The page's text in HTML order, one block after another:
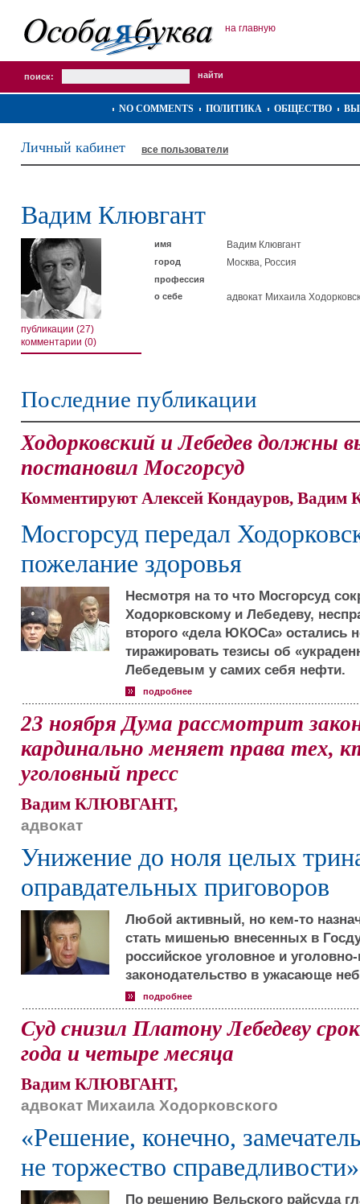
на главную
поиск:
NO COMMENTS ПОЛИТИКА ОБЩЕСТВО
Личный кабинет все пользователи
Вадим Клювгант
публикации (27)
комментарии (0)
имя Вадим Клювгант
город Москва, Россия
профессия
о себе
адвокат Михаила
Последние публикации
Ходорковский и Лебедев должны
постановил Мосгорсуд
Комментируют Алексей Кондауров, Вадим
Мосгорсуд передал
пожелание здоровья
Несмотря на то что Мосгорсуд
Ходорковскому и Лебедеву,
второго «дела ЮКОСа»
тиражировать тезисы об
Лебедевым у самих себя нефти.
подробнее
23 ноября Дума рассмотрит
кардинально меняет права тех,
уголовный пресс
Вадим КЛЮВГАНТ,
адвокат
Унижение до ноля целых
оправдательных приговоров
Любой активный, но кем-то
стать мишенью внесенных в
российское уголовное и
законодательство в ужасающе
подробнее
Суд снизил Платону Лебедеву
года и четыре месяца
Вадим КЛЮВГАНТ,
адвокат Михаила Ходорковского
«Решение, конечно,
не торжество справедливости»
По решению Вельского райсуда